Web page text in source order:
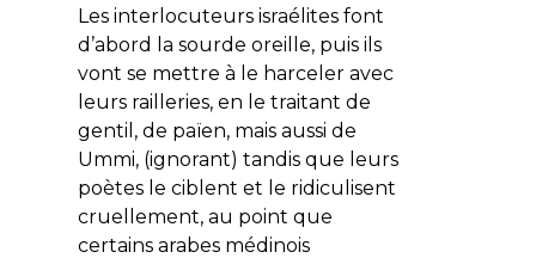
Les interlocuteurs israélites font
d’abord la sourde oreille, puis ils
vont se mettre à le harceler avec
leurs railleries, en le traitant de
gentil, de païen, mais aussi de
Ummi, (ignorant) tandis que leurs
poètes le ciblent et le ridiculisent
cruellement, au point que
certains arabes médinois